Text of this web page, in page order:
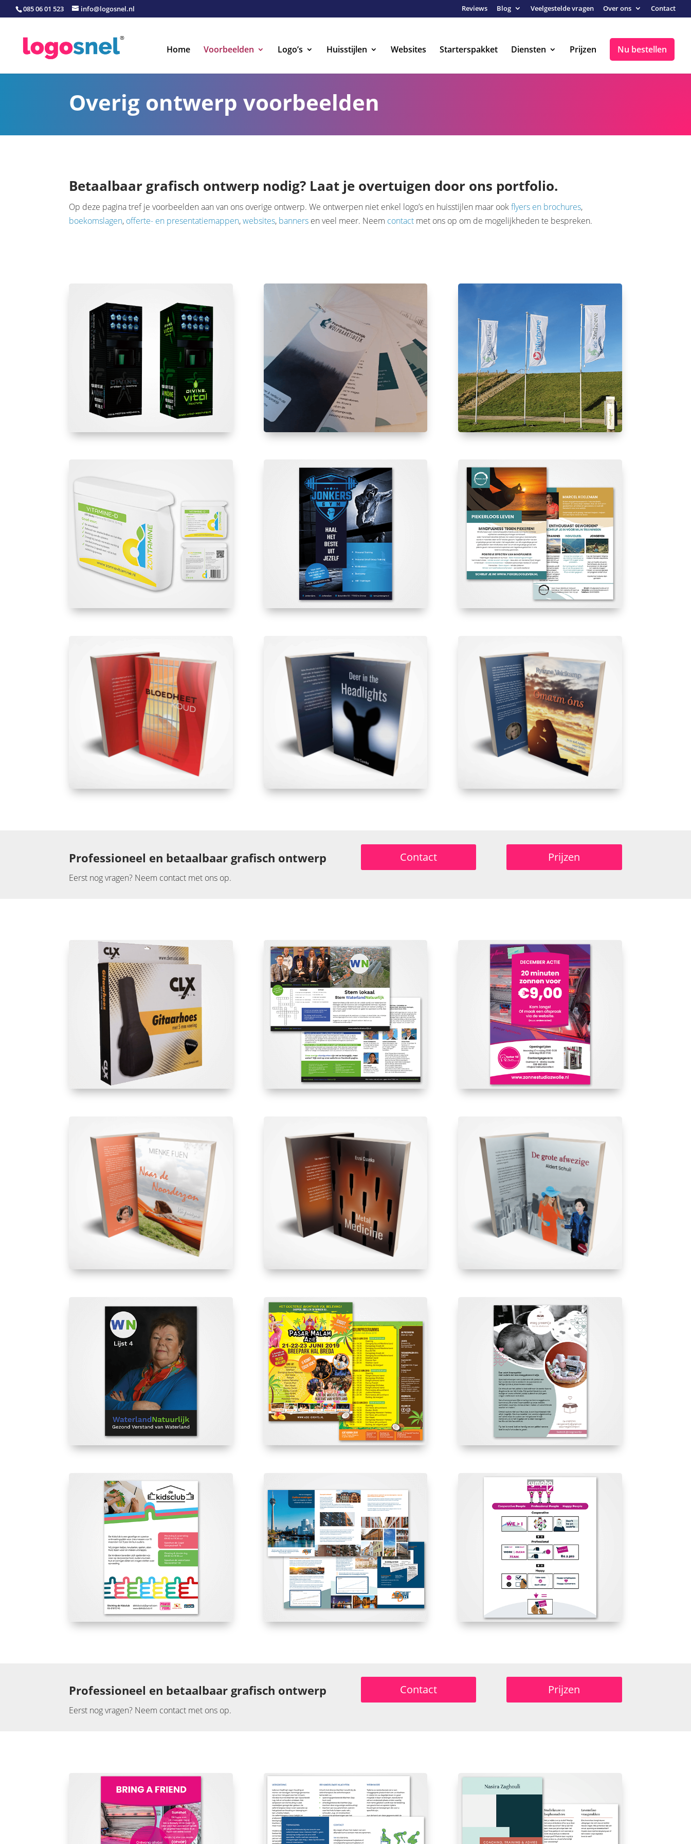
085 06 01 523 info@logosnel.nl Reviews Blog Veelgestelde vragen Over ons Contact
Home Voorbeelden Logo’s Huisstijlen Websites Starterspakket Diensten Prijzen Nu bestellen
Overig ontwerp voorbeelden
Betaalbaar grafisch ontwerp nodig? Laat je overtuigen door ons portfolio.
Op deze pagina tref je voorbeelden aan van ons overige ontwerp. We ontwerpen niet enkel logo’s en huisstijlen maar ookflyers en brochures,
boekomslagen, offerte- en presentatiemappen,websites, banners en veel meer. Neem contact met ons op om de mogelijkheden te bespreken.
Professioneel en betaalbaar grafisch ontwerp
Eerst nog vragen? Neem contact met ons op.
Contact Prijzen
Professioneel en betaalbaar grafisch ontwerp
Eerst nog vragen? Neem contact met ons op.
Contact Prijzen